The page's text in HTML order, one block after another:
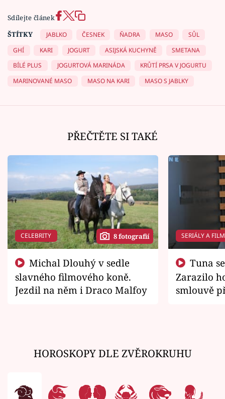
Sdílejte článek
ŠTÍTKY
JABLKO ČESNEK ŇADRA MASO
SŮL
GHÍ
KARI JOGURT ASIJSKÁ KUCHYNĚ
SMETANA
BÍLÉ PLUS
JOGURTOVÁ MARINÁDA
KRŮTÍ PRSA V JOGURTU
MARINOVANÉ MASO
MASO NA KARI MASO S JABLKY
PŘEČTĚTE SI TAKÉ
CELEBRITY 8 fotografií
slavného filmového koně.
Jezdil na něm i Draco Malfoy
SERIÁLY A
Zarazilo
smlouvě
HOROSKOPY DLE ZVĚROKRUHU